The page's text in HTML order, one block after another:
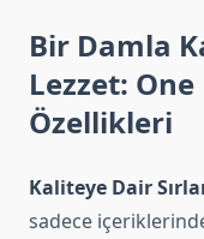
Bir Damla
Lezzet:
Özellikleri
Kaliteye Dair
sadece